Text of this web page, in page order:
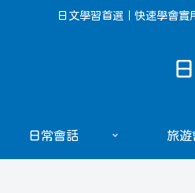
日文學習首選｜快速學會實
日常會話 旅遊